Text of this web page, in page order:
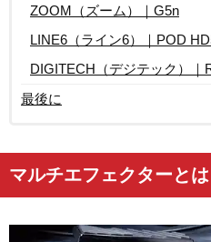
ZOOM（ズーム）｜G5n
LINE6（ライン6）｜POD
DIGITECH（デジテック）｜
最後に
マルチエフェクターとは